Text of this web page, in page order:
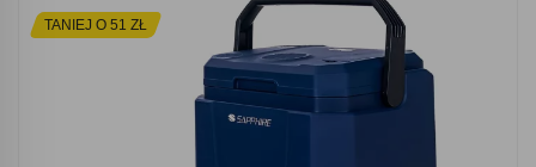
TANIEJ O 51 ZŁ